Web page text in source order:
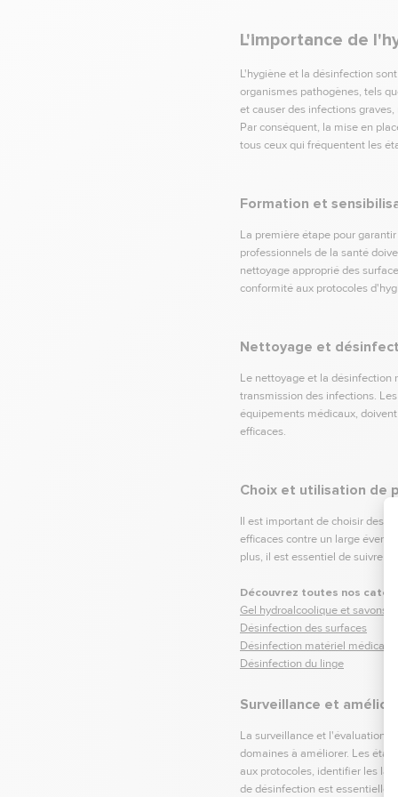
L'importance de
L'hygiène et la désinfection
organismes pathogènes, tels
et causer des infections
Par conséquent, la mise en
tous ceux qui fréquentent les
Formation et
La première étape pour
professionnels de la santé
nettoyage approprié des
conformité aux protocoles
Nettoyage et
Le nettoyage et la désinfection
transmission des infections.
équipements médicaux,
efficaces.
Choix et utilisation de
Il est important de choisir des
efficaces contre un large
plus, il est essentiel de suivre
Découvrez toutes nos
Gel hydroalcoolique et savons
Désinfection des surfaces
Désinfection matériel médical
Désinfection du linge
Surveillance et
La surveillance et l'évaluation
domaines à améliorer. Les
aux protocoles, identifier les
de désinfection est essentielle